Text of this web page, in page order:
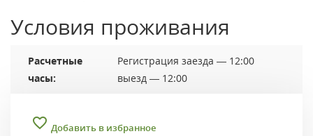
Условия проживания
Расчетные
часы:
Регистрация заезда — 12:00
выезд — 12:00
Добавить в избранное